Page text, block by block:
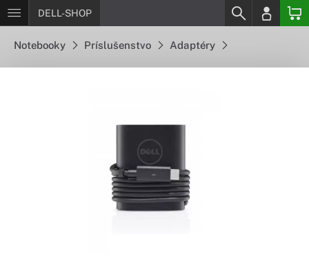
DELL-SHOP
Notebooky Príslušenstvo Adaptéry